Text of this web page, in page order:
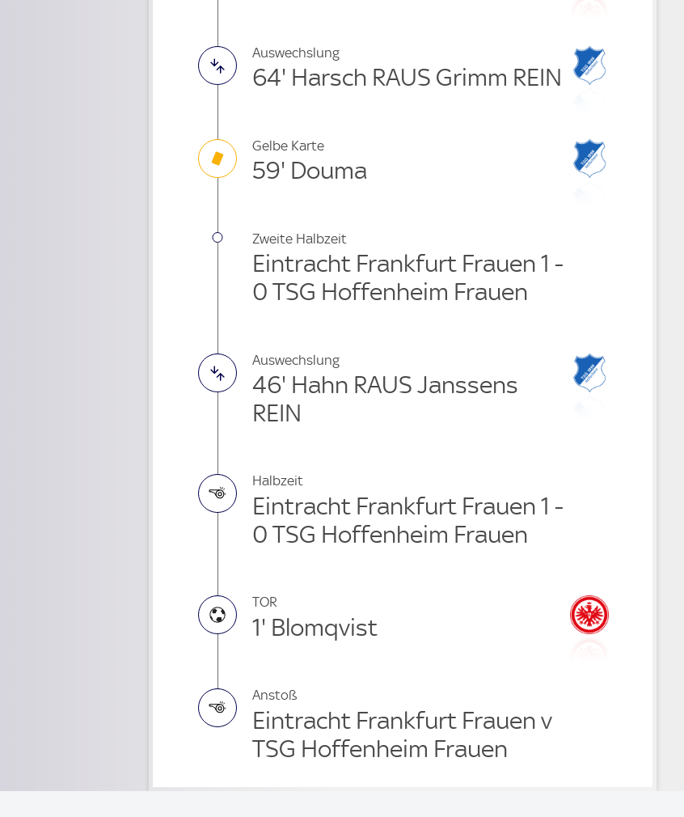
Auswechslung
64' Harsch RAUS Grimm REIN
Gelbe Karte
59' Douma
Zweite Halbzeit
Eintracht Frankfurt Frauen 1 -
0 TSG Hoffenheim Frauen
Auswechslung
46' Hahn RAUS Janssens
REIN
Halbzeit
Eintracht Frankfurt Frauen 1 -
0 TSG Hoffenheim Frauen
TOR
1' Blomqvist
Anstoß
Eintracht Frankfurt Frauen v
TSG Hoffenheim Frauen